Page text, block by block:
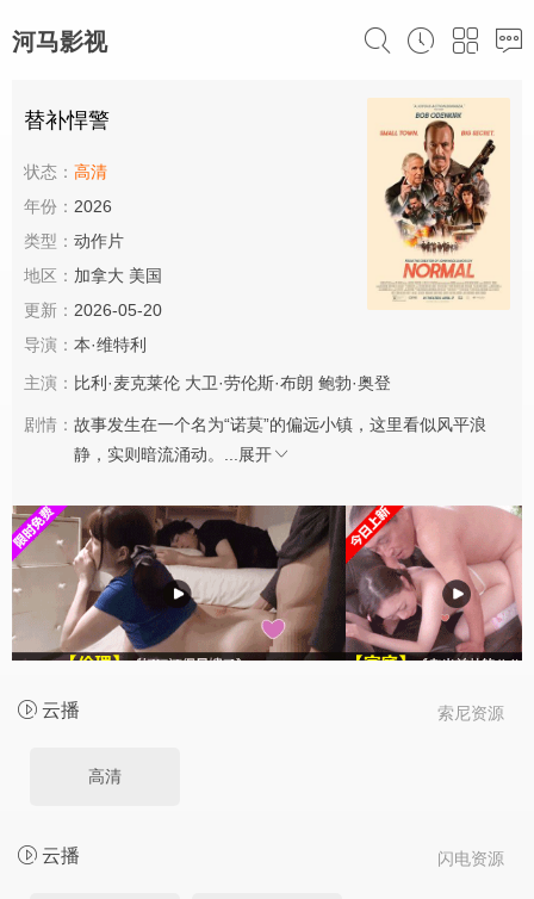
河马影视
替补悍警
状态： 高清
年份： 2026
类型： 动作片
地区： 加拿大 美国
更新： 2026-05-20
导演： 本·维特利
主演： 比利·麦克莱伦 大卫·劳伦斯·布朗 鲍勃·奥登
剧情： 故事发生在一个名为“诺莫”的偏远小镇，这里看似风平浪
静，实则暗流涌动。...
展开
索尼资源
云播
高清
闪电资源
云播